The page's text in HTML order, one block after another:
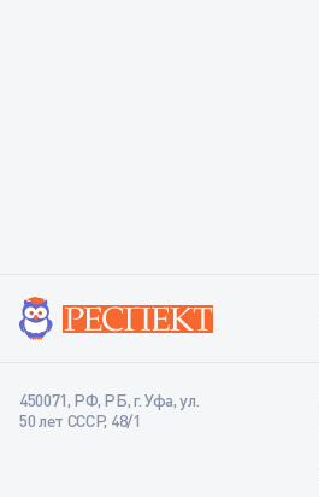
450071, РФ, РБ, г. Уфа, ул.
50 лет СССР, 48/1